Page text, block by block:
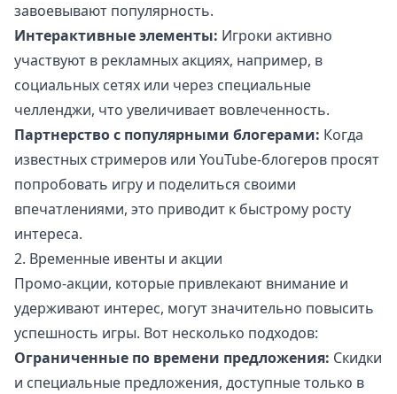
завоевывают популярность.
Интерактивные элементы: Игроки активно
участвуют в рекламных акциях, например, в
социальных сетях или через специальные
челленджи, что увеличивает вовлеченность.
Партнерство с популярными блогерами: Когда
известных стримеров или YouTube-блогеров просят
попробовать игру и поделиться своими
впечатлениями, это приводит к быстрому росту
интереса.
2. Временные ивенты и акции
Промо-акции, которые привлекают внимание и
удерживают интерес, могут значительно повысить
успешность игры. Вот несколько подходов:
Ограниченные по времени предложения: Скидки
и специальные предложения, доступные только в